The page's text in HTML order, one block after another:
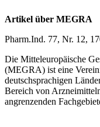
Artikel über MEGRA
Pharm.Ind. 77, Nr. 12,
Die Mitteleuropäische
(MEGRA) ist eine
deutschsprachigen
Bereich von
angrenzenden